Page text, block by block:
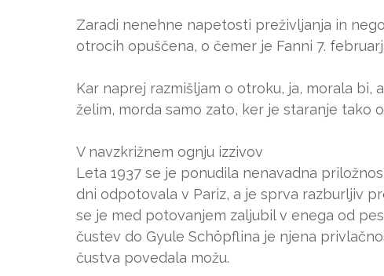
Zaradi nenehne napetosti preživljanja in
otrocih opuščena, o čemer je Fanni 7.
Kar naprej razmišljam o otroku, ja, morala bi,
želim, morda samo zato, ker je staranje tako
V navzkrižnem ognju izzivov
Leta 1937 se je ponudila nenavadna
dni odpotovala v Pariz, a je sprva razburljiv
se je med potovanjem zaljubil v enega od
čustev do Gyule Schöpflina je njena
čustva povedala možu.